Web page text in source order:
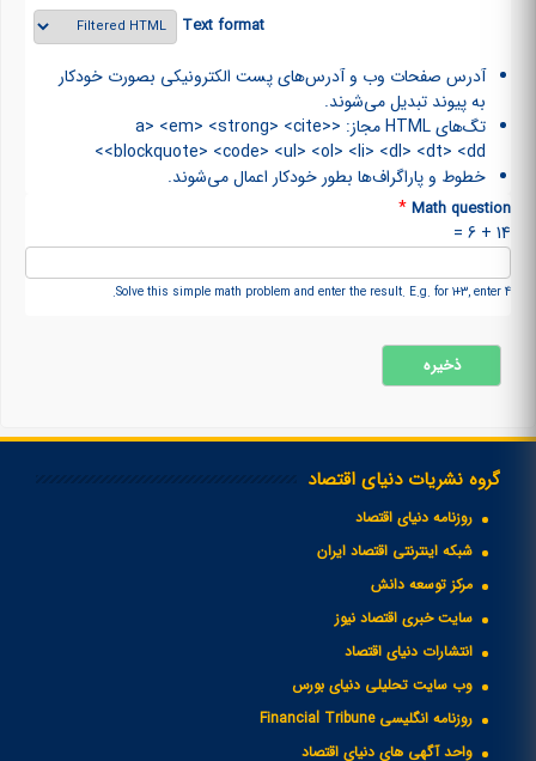
Text format
آدرس صفحات وب و آدرس‌های پست الکترونیکی بصورت خودکار
به پیوند تبدیل می‌شوند.
تگ‌های HTML مجاز: <a> <em> <strong> <cite>
<blockquote> <code> <ul> <ol> <li> <dl> <dt> <dd>
خطوط و پاراگراف‌ها بطور خودکار اعمال می‌شوند.
Math question
*
14 + 6 =
Solve this simple math problem and enter the result. E.g. for 1+3, enter 4.
گروه نشریات دنیای اقتصاد
روزنامه دنیای اقتصاد
شبکه اینترنتی اقتصاد ایران
مرکز توسعه دانش
سایت خبری اقتصاد نیوز
انتشارات دنیای اقتصاد
وب سایت تحلیلی دنیای بورس
روزنامه انگلیسی Financial Tribune
واحد آگهی های دنیای اقتصاد